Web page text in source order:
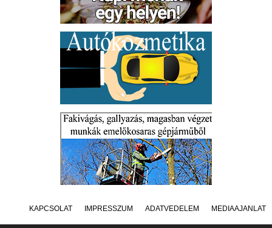
KAPCSOLAT IMPRESSZUM ADATVÉDELEM MÉDIAAJÁNLAT